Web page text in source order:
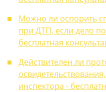
Можно ли оспорить
при ДТП, если дело
бесплатная
Действителен ли
инспектора -